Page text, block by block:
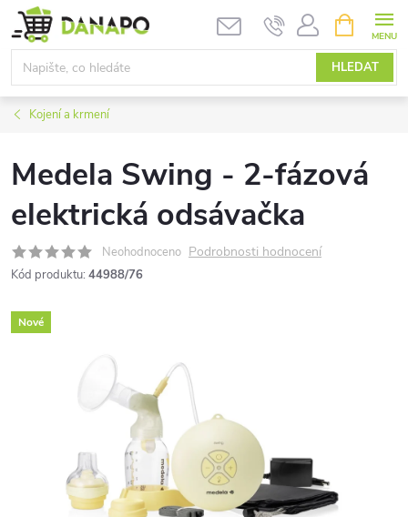
Přejít
na
obsah
HLEDAT
NÁKUPNÍ
KOŠÍK
Kojení a krmení
Medela Swing - 2-fázová
elektrická odsávačka
Neohodnoceno Podrobnosti hodnocení
Kód produktu: 44988/76
Nové